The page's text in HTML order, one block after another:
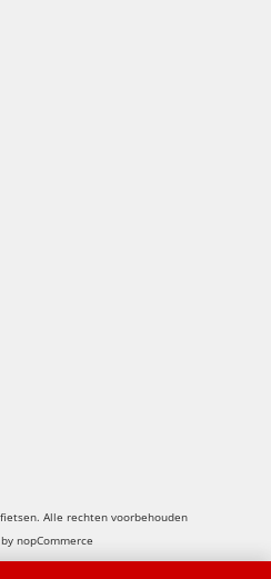
Alle rechten voorbehouden
nopCommerce